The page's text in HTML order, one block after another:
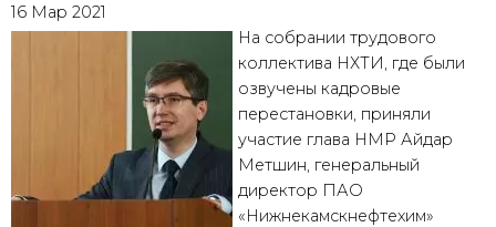
16 Мар 2021
На собрании трудового
коллектива НХТИ, где были
озвучены кадровые
перестановки, приняли
участие глава НМР Айдар
Метшин, генеральный
директор ПАО
«Нижнекамскнефтехим»